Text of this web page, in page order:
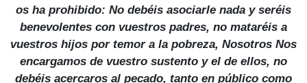
os ha prohibido: No debéis asociarle nada y seréis
benevolentes con vuestros padres, no mataréis a
vuestros hijos por temor a la pobreza, Nosotros Nos
encargamos de vuestro sustento y el de ellos, no
debéis acercaros al pecado, tanto en público como